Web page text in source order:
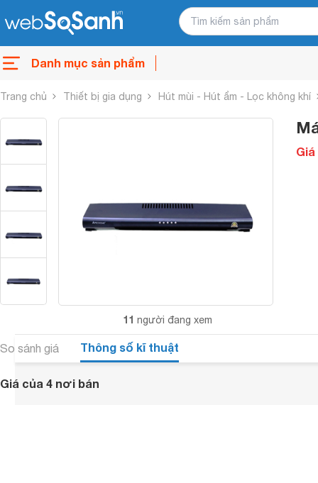
Danh mục sản phẩm
Trang chủ Thiết bị gia dụng Hút mùi - Hút ẩm - Lọc không khí
11 người đang xem
Giá
So sánh giá Thông số kĩ thuật
Giá của 4 nơi bán